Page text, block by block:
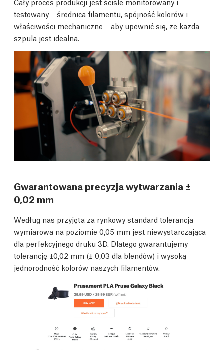
Cały proces produkcji jest ściśle monitorowany i
testowany – średnica filamentu, spójność kolorów i
właściwości mechaniczne – aby upewnić się, że każda
szpula jest idealna.
Gwarantowana precyzja wytwarzania ±
0,02 mm
Według nas przyjęta za rynkowy standard tolerancja
wymiarowa na poziomie 0,05 mm jest niewystarczająca
dla perfekcyjnego druku 3D. Dlatego gwarantujemy
tolerancję ±0,02 mm (± 0,03 dla blendów) i wysoką
jednorodność kolorów naszych filamentów.